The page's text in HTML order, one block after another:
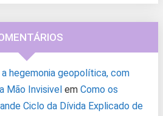
a hegemonia geopolítica, com
Mão Invisivel em Como os
Ciclo da Dívida Explicado de